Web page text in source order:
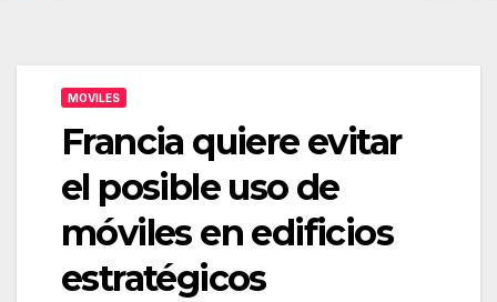
MOVILES
Francia quiere evitar
el posible uso de
móviles en edificios
estratégicos